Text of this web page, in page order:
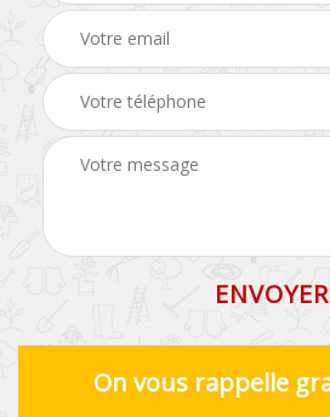
On vous rappelle